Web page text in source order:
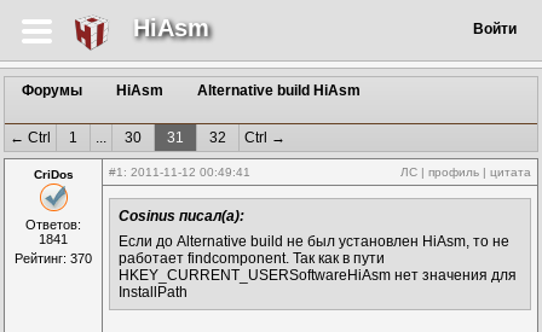
HiAsm Войти
Форумы HiAsm Alternative build HiAsm
← Ctrl 1 ... 30 31 32 Ctrl →
CriDos
Ответов:
1841
Рейтинг: 370
#1 : 2011-11-12 00:49:41 ЛС | профиль | цитата
Cosinus писал(а):
Если до Alternative build не был установлен HiAsm, то не
работает findcomponent. Так как в пути
HKEY_CURRENT_USERSoftwareHiAsm нет значения для
InstallPath